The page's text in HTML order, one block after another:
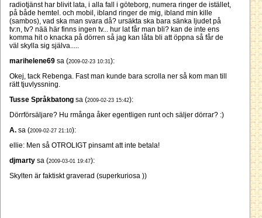
radiotjänst har blivit lata, i alla fall i göteborg, numera ringer de istället,
på både hemtel. och mobil, ibland ringer de mig, ibland min kille
(sambos), vad ska man svara då? ursäkta ska bara sänka ljudet på
tv:n, tv? nää här finns ingen tv... hur lat får man bli? kan de inte ens
komma hit o knacka på dörren så jag kan låta bli att öppna så får de
väl skylla sig själva.....
marihelene69 sa (2009-02-23 10:31):
Okej, tack Rebenga. Fast man kunde bara scrolla ner så kom man till
rätt tjuvlyssning.
Tusse Språkbatong sa (2009-02-23 15:42):
Dörrförsäljare? Hu rmånga åker egentligen runt och säljer dörrar? :)
A. sa (2009-02-27 21:10):
ellie: Men så OTROLIGT pinsamt att inte betala!
djmarty sa (2009-03-01 19:47):
Skylten är faktiskt graverad (superkuriosa ))